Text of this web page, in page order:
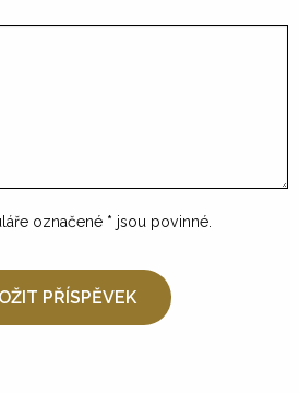
označené * jsou povinné.